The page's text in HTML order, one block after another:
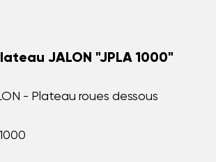
JALON "JPLA 1000"
- Plateau roues dessous